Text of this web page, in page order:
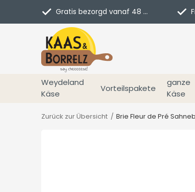
Weydeland
Käse
Vorteilspakete
ganze
Käse
Gratis bezorgd vanaf 48 euro in NL
Zurück zur Übersicht Brie Fleur de Pré